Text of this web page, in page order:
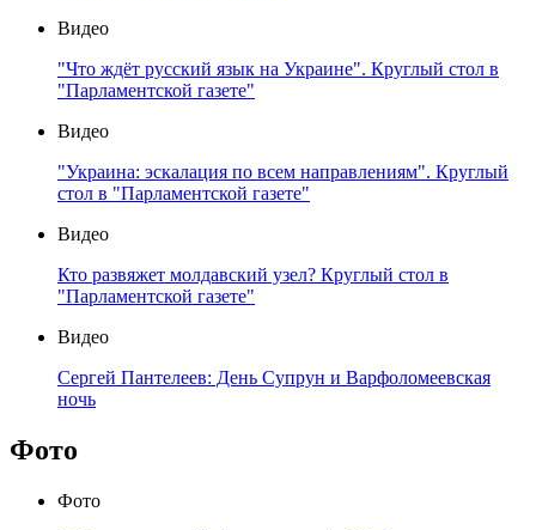
Видео
"Что ждёт русский язык на Украине". Круглый стол в
"Парламентской газете"
Видео
"Украина: эскалация по всем направлениям". Круглый
стол в "Парламентской газете"
Видео
Кто развяжет молдавский узел? Круглый стол в
"Парламентской газете"
Видео
Сергей Пантелеев: День Супрун и Варфоломеевская
ночь
Фото
Фото